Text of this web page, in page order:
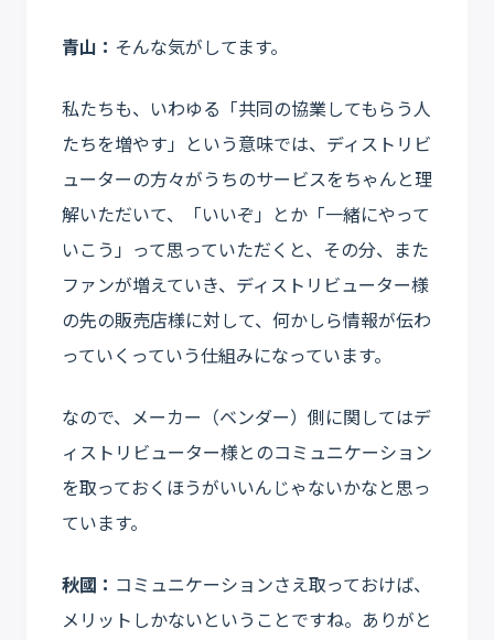
青山： そんな気がしてます。
私たちも、いわゆる「共同の協業してもらう人
たちを増やす」という意味では、ディストリビ
ューターの方々がうちのサービスをちゃんと理
解いただいて、「いいぞ」とか「一緒にやって
いこう」って思っていただくと、その分、また
ファンが増えていき、ディストリビューター様
の先の販売店様に対して、何かしら情報が伝わ
っていくっていう仕組みになっています。
なので、メーカー（ベンダー）側に関してはデ
ィストリビューター様とのコミュニケーション
を取っておくほうがいいんじゃないかなと思っ
ています。
秋國： コミュニケーションさえ取っておけば、
メリットしかないということですね。ありがと